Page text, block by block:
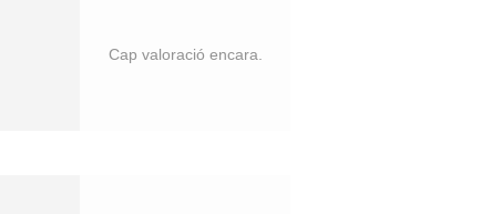
Cap valoració encara.